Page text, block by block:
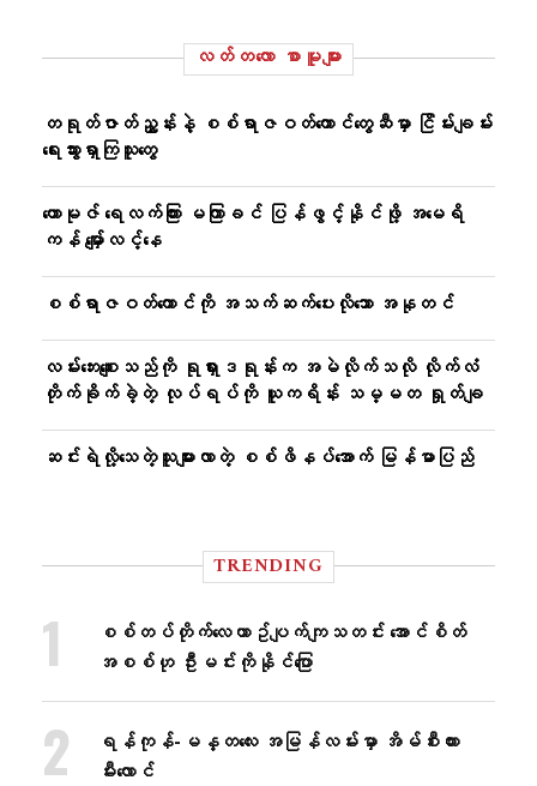
လတ်တ‌လော စာမူများ
တရုတ်ဇာတ်ညွှန်းနဲ့ ​စစ်ရာဇဝတ်​ကောင်​တွေဆီမှာ ငြိမ်းချမ်း​
ရေးသွားရှာကြသူ​​တွေ
ဟောမုဇ် ရေလက်ကြား မကြာခင် ပြန်ဖွင့်နိုင်ဖို့ အမေရိ
ကန် မျှော်လင့်နေ
စစ်ရာဇဝတ်ကောင်ကို အသက်ဆက်ပေးလိုသော အနုတင်
လမ်းဘေးစျေးသည်ကို ရုရှားဒရုန်းက အမဲလိုက်သလို လိုက်လံ
တိုက်ခိုက်ခဲ့တဲ့ လုပ်ရပ်ကို ယူကရိန်း သမ္မတ ရှုတ်ချ
ဆင်းရဲလို့​သေတဲ့သူများလာတဲ့ စစ်ဖိနပ်​အောက် မြန်မာပြည်
TRENDING
စစ်တပ်တိုက်​လေယာဥ်ပျက်ကျသတင်း အောင်စိတ်
အစစ်ဟု ဦးမင်းကိုနိုင်​ပြော
ရန်ကုန်-မန္တလေး အမြန်လမ်းမှာ အိမ်စီးကား
မီးလောင်